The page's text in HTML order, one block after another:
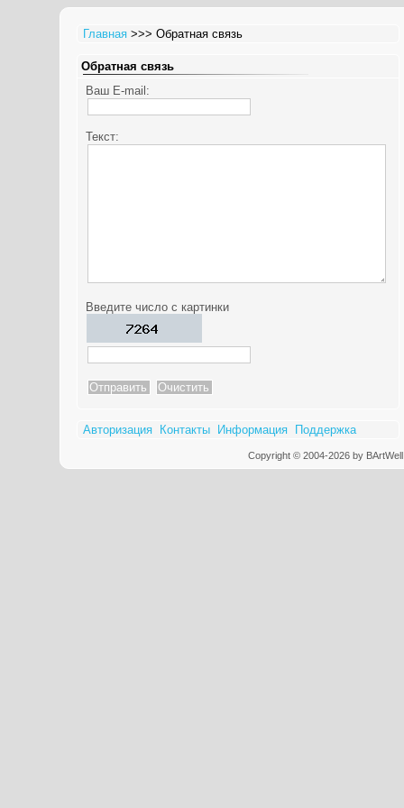
Главная >>> Обратная связь
Обратная связь
Ваш E-mail:
Текст:
Введите число с картинки
Авторизация Контакты Информация Поддержка
Copyright © 2004-2026 by BArtWell